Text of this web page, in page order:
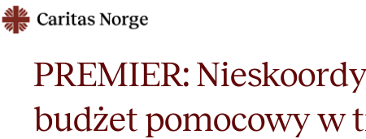
Hopp
til
innhold
Caritas
PREMIER:
budżet pomocowy w